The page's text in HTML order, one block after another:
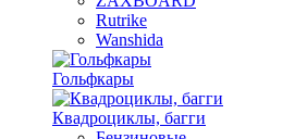
Rutrike
Wanshida
Гольфкары
Квадроциклы, багги